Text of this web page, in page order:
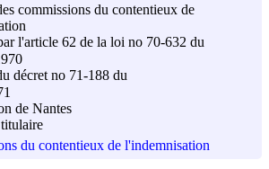
commissions du contentieux de
l'article 62 de la loi no 70-632 du
décret no 71-188 du
de Nantes
du contentieux de l'indemnisation